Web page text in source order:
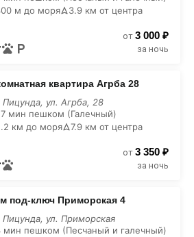
м до моря
3.9 км от центра
от 3 000 ₽
за ночь
квартира Агрба 28
Пицунда, ул. Агрба, 28
мин пешком (Галечный)
км до моря
7.9 км от центра
от 3 350 ₽
за ночь
под-ключ Приморская 4
Пицунда, ул. Приморская
мин пешком (Песчаный и галечный)